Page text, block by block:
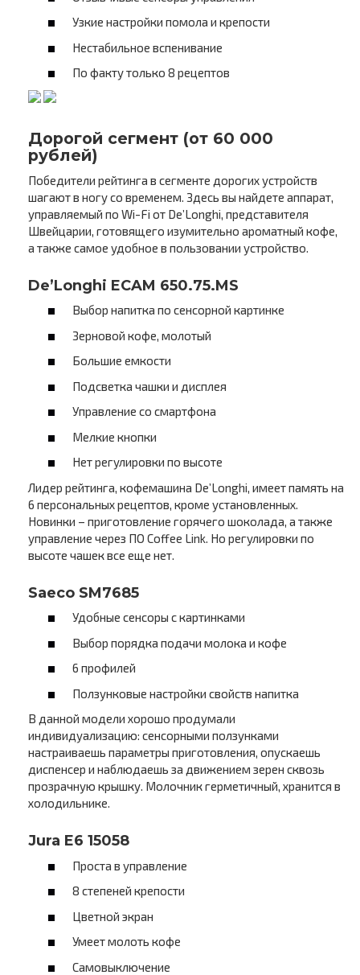
Узкие настройки помола и крепости
Нестабильное вспенивание
По факту только 8 рецептов
Дорогой сегмент (от 60 000
рублей)
Победители рейтинга в сегменте дорогих устройств
шагают в ногу со временем. Здесь вы найдете аппарат,
управляемый по Wi-Fi от De’Longhi, представителя
Швейцарии, готовящего изумительно ароматный кофе,
а также самое удобное в пользовании устройство.
De’Longhi ECAM 650.75.MS
Выбор напитка по сенсорной картинке
Зерновой кофе, молотый
Большие емкости
Подсветка чашки и дисплея
Управление со смартфона
Мелкие кнопки
Нет регулировки по высоте
Лидер рейтинга, кофемашина De’Longhi, имеет память на
6 персональных рецептов, кроме установленных.
Новинки – приготовление горячего шоколада, а также
управление через ПО Coffee Link. Но регулировки по
высоте чашек все еще нет.
Saeco SM7685
Удобные сенсоры с картинками
Выбор порядка подачи молока и кофе
6 профилей
Ползунковые настройки свойств напитка
В данной модели хорошо продумали
индивидуализацию: сенсорными ползунками
настраиваешь параметры приготовления, опускаешь
диспенсер и наблюдаешь за движением зерен сквозь
прозрачную крышку. Молочник герметичный, хранится в
холодильнике.
Jura E6 15058
Проста в управление
8 степеней крепости
Цветной экран
Умеет молоть кофе
Самовыключение